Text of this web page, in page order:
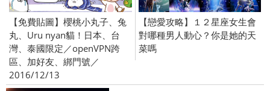
【免費貼圖】櫻桃小丸子、兔
丸、Uru nyan貓！日本、台
灣、泰國限定／openVPN跨
區、加好友、綁門號／
2016/12/13
【戀愛攻略】１２星座女生會
對哪種男人動心？你是她的天
菜嗎